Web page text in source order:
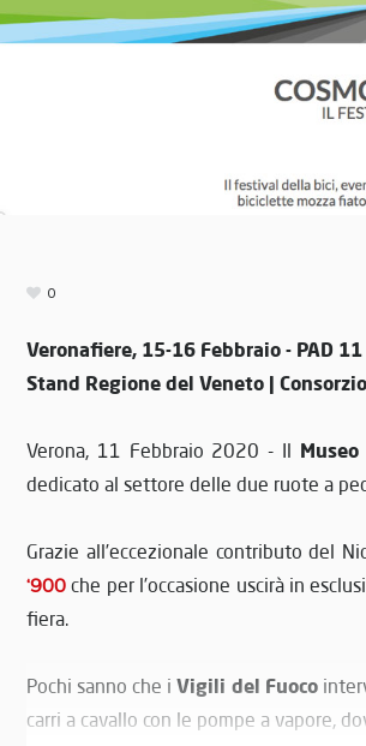
0
Veronafiere, 15-16 Febbraio - PAD 11
Stand Regione del Veneto |
Verona, 11 Febbraio 2020 - Il
dedicato al settore delle due ruote a
Grazie all’eccezionale contributo del
‘900 che per l’occasione uscirà in
fiera.
Pochi sanno che iVigili del Fuoco
carri a cavallo con le pompe a vapore,